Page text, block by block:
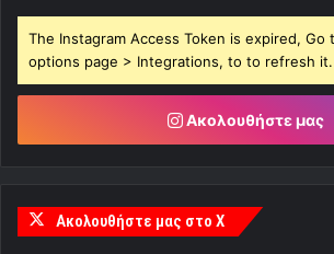
The Instagram Access Token is expired, Go
options page > Integrations, to to refresh it.
Ακολουθήστε μας
Ακολουθήστε μας στο X